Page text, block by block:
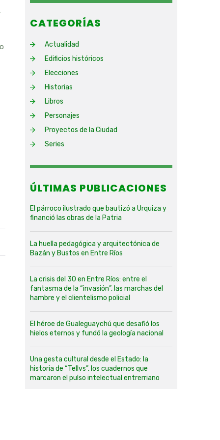
CATEGORÍAS
Actualidad
Edificios históricos
Elecciones
Historias
Libros
Personajes
Proyectos de la Ciudad
Series
ÚLTIMAS PUBLICACIONES
El párroco ilustrado que bautizó a Urquiza y
financió las obras de la Patria
La huella pedagógica y arquitectónica de
Bazán y Bustos en Entre Ríos
La crisis del 30 en Entre Ríos: entre el
fantasma de la “invasión”, las marchas del
hambre y el clientelismo policial
El héroe de Gualeguaychú que desafió los
hielos eternos y fundó la geología nacional
Una gesta cultural desde el Estado: la
historia de “Tellvs”, los cuadernos que
marcaron el pulso intelectual entrerriano